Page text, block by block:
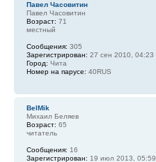
Павел Часовитин
Павел Часовитин
Возраст: 71
местный
Сообщения: 305
Зарегистрирован: 27 сен 2010, 04:23
Город: Чита
Номер на парусе: 40RUS
BelMik
Михаил Беляев
Возраст: 65
читатель
Сообщения: 16
Зарегистрирован: 19 июл 2013, 05:59